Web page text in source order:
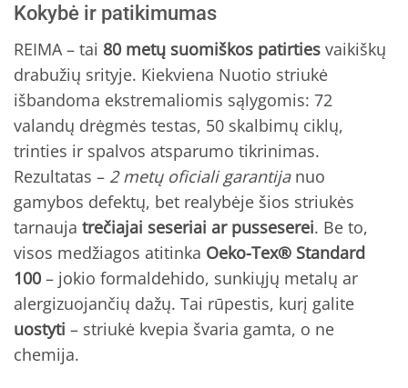
Kokybė ir patikimumas
REIMA – tai 80 metų suomiškos patirties vaikiškų
drabužių srityje. Kiekviena Nuotio striukė
išbandoma ekstremaliomis sąlygomis: 72
valandų drėgmės testas, 50 skalbimų ciklų,
trinties ir spalvos atsparumo tikrinimas.
Rezultatas – 2 metų oficiali garantijanuo
gamybos defektų, bet realybėje šios striukės
tarnauja trečiajai seseriai ar pusseserei. Be to,
visos medžiagos atitinka Oeko-Tex® Standard
100 – jokio formaldehido, sunkiųjų metalų ar
alergizuojančių dažų. Tai rūpestis, kurį galite
uostyti – striukė kvepia švaria gamta, o ne
chemija.